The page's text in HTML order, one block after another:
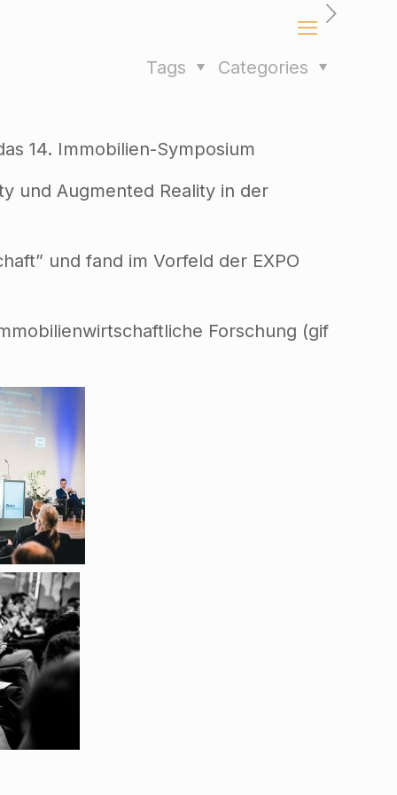
Categories
Tags
14. Immobilien-Symposium
und Augmented Reality in der
und fand im Vorfeld der EXPO
Forschung (gif